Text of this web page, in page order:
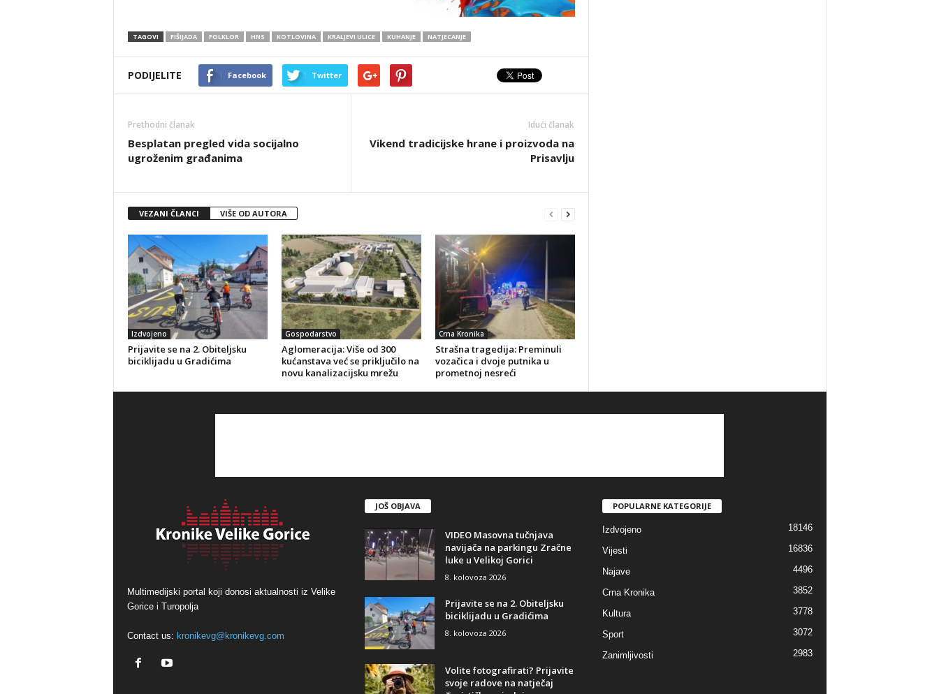
TAGOVI FIŠIJADA FOLKLOR HNS KOTLOVINA KRALJEVI ULICE KUHANJE NATJECANJE
PODIJELITE Facebook Twitter
Prethodni članak
Besplatan pregled vida socijalno
ugroženim građanima
Idući članak
Vikend tradicijske hrane i proizvoda na
Prisavlju
VEZANI ČLANCI VIŠE OD AUTORA
Izdvojeno
Prijavite se na 2. Obiteljsku
biciklijadu u Gradićima
Gospodarstvo
Aglomeracija: Više od 300
kućanstava već se priključilo na
novu kanalizacijsku mrežu
Crna Kronika
Strašna tragedija: Preminuli
vozačica i dvoje putnika u
prometnoj nesreći
Multimedijski portal koji donosi aktualnosti iz Velike
Gorice i Turopolja
Contact us: kronikevg@kronikevg.com
JOŠ OBJAVA
VIDEO Masovna tučnjava
navijača na parkingu Zračne
luke u Velikoj Gorici
8. kolovoza 2026
Prijavite se na 2. Obiteljsku
biciklijadu u Gradićima
8. kolovoza 2026
Volite fotografirati? Prijavite
svoje radove na natječaj
POPULARNE KATEGORIJE
Izdvojeno 18146
Vijesti 16836
Najave 4496
Crna Kronika 3852
Kultura 3778
Sport 3072
Zanimljivosti 2983